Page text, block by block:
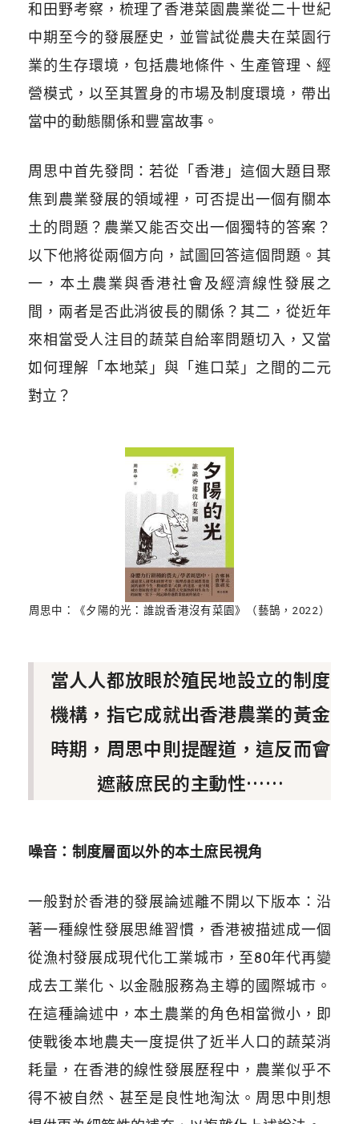
和田野考察，梳理了香港菜園農業從二十世紀
中期至今的發展歷史，並嘗試從農夫在菜園行
業的生存環境，包括農地條件、生產管理、經
營模式，以至其置身的市場及制度環境，帶出
當中的動態關係和豐富故事。
周思中首先發問：若從「香港」這個大題目聚
焦到農業發展的領域裡，可否提出一個有關本
土的問題？農業又能否交出一個獨特的答案？
以下他將從兩個方向，試圖回答這個問題。其
一，本土農業與香港社會及經濟線性發展之
間，兩者是否此消彼長的關係？其二，從近年
來相當受人注目的蔬菜自給率問題切入，又當
如何理解「本地菜」與「進口菜」之間的二元
對立？
周思中：《夕陽的光：誰說香港沒有菜園》（藝鵠，2022）
當人人都放眼於殖民地設立的制度
機構，指它成就出香港農業的黃金
時期，周思中則提醒道，這反而會
遮蔽庶民的主動性……
噪音：制度層面以外的本土庶民視角
一般對於香港的發展論述離不開以下版本：沿
著一種線性發展思維習慣，香港被描述成一個
從漁村發展成現代化工業城市，至80年代再變
成去工業化、以金融服務為主導的國際城市。
在這種論述中，本土農業的角色相當微小，即
使戰後本地農夫一度提供了近半人口的蔬菜消
耗量，在香港的線性發展歷程中，農業似乎不
得不被自然、甚至是良性地淘汰。周思中則想